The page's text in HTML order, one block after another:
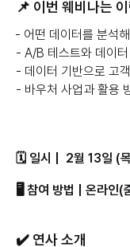
📌 이번 웨비나는
- 어떤 데이터를 분석
- A/B 테스트와 데이
- 데이터 기반으로 고
- 바우처 사업과 활용
🗓️ 일시 | 2월 13일 (
🖥️ 참여 방법 | 온라인(
✔️ 연사 소개